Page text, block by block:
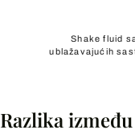
Shake fluid
ublažavajućih
Razlika